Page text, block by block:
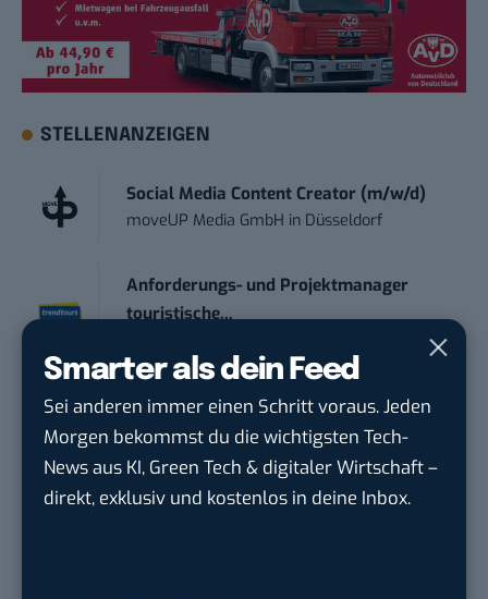
Smarter als dein Feed
Sei anderen immer einen Schritt voraus. Jeden
Morgen bekommst du die wichtigsten Tech-
News aus KI, Green Tech & digitaler Wirtschaft –
direkt, exklusiv und kostenlos in deine Inbox.
STELLENANZEIGEN
Social Media Content Creator (m/w/d)
moveUP Media GmbH in Düsseldorf
Anforderungs- und Projektmanager
touristische...
IT Sales & Online Marketing Manager
(m/w/...
Instaffo GmbHinKarlsruhe